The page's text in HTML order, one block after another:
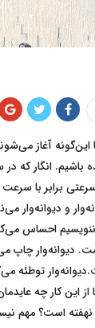
این‌گونه آغاز
انگار که
سرعتی برابر با
و دیوانه‌وار
ننویسیم احساس
دیوانه‌وار چاپ
توطئه
از این کار چه
است؟ مهم